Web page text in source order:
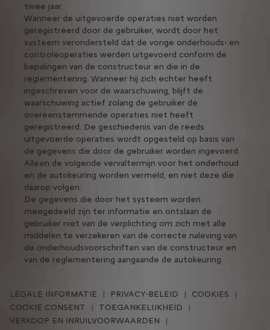
twee jaar.
Wanneer de uitgevoerde operaties niet worden
geregistreerd door de gebruiker, wordt door het
systeem verondersteld dat de vorige onderhouds- en
controleoperaties werden uitgevoerd conform de
bepalingen van de constructeur en die in de
reglementering. Wanneer hij zich echter heeft
ingeschreven voor de waarschuwing, blijft de
waarschuwing actief zolang de gebruiker de
overeenstemmende operaties niet heeft
geregistreerd. De geschiedenis van de reeds
uitgevoerde operaties wordt opgesteld op basis van
de gegevens die door de gebruiker worden ingevoerd.
Alleen de volgende vervaltermijn voor het onderhoud
en de autokeuring worden vermeld, en niet deze die
daarop volgen.
De gegevens die door het systeem worden
meegedeeld zijn ter informatie en ontslaan de
gebruiker niet van de verplichting om zich met alle
middelen te verzekeren van de correcte naleving van
de onderhoudsvoorschriften van de constructeur en
van de reglementering aangaande de autokeuring.
LEGALE INFORMATIE PRIVACY-BELEID
COOKIES
COOKIE CONSENT
TOEGANKELIJKHEID
VERKOOP EN INRUILVOORWAARDEN